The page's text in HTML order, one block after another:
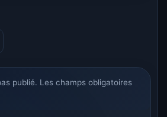
publié. Les champs obligatoires